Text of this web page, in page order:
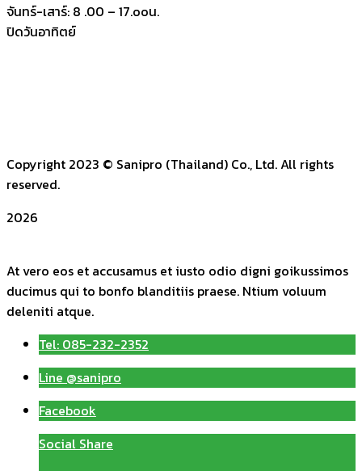
จันทร์-เสาร์: 8 .00 – 17.ooน.
ปิดวันอาทิตย์
Copyright 2023 © Sanipro (Thailand) Co., Ltd. All rights
reserved.
2026
At vero eos et accusamus et iusto odio digni goikussimos
ducimus qui to bonfo blanditiis praese. Ntium voluum
deleniti atque.
Tel: 085-232-2352
Line @sanipro
Facebook
Social Share